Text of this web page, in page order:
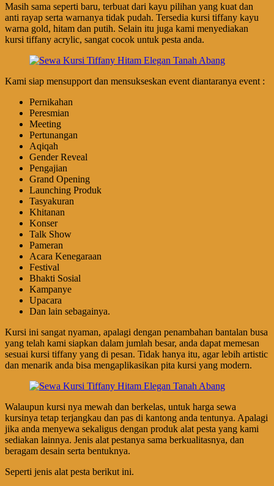
Masih sama seperti baru, terbuat dari kayu pilihan yang kuat dan
anti rayap serta warnanya tidak pudah. Tersedia kursi tiffany kayu
warna gold, hitam dan putih. Selain itu juga kami menyediakan
kursi tiffany acrylic, sangat cocok untuk pesta anda.
Kami siap mensupport dan mensukseskan event diantaranya event :
Pernikahan
Peresmian
Meeting
Pertunangan
Aqiqah
Gender Reveal
Pengajian
Grand Opening
Launching Produk
Tasyakuran
Khitanan
Konser
Talk Show
Pameran
Acara Kenegaraan
Festival
Bhakti Sosial
Kampanye
Upacara
Dan lain sebagainya.
Kursi ini sangat nyaman, apalagi dengan penambahan bantalan busa
yang telah kami siapkan dalam jumlah besar, anda dapat memesan
sesuai kursi tiffany yang di pesan. Tidak hanya itu, agar lebih artistic
dan menarik anda bisa mengaplikasikan pita kursi yang modern.
Walaupun kursi nya mewah dan berkelas, untuk harga sewa
kursinya tetap terjangkau dan pas di kantong anda tentunya. Apalagi
jika anda menyewa sekaligus dengan produk alat pesta yang kami
sediakan lainnya. Jenis alat pestanya sama berkualitasnya, dan
beragam desain serta bentuknya.
Seperti jenis alat pesta berikut ini.